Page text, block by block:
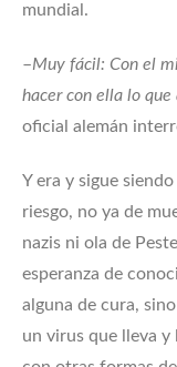
mundial.
–Muy fácil: Con el
hacer con ella lo que
oficial alemán
Y era y sigue
riesgo, no ya de
nazis ni ola de
esperanza de
alguna de cura,
un virus que lleva